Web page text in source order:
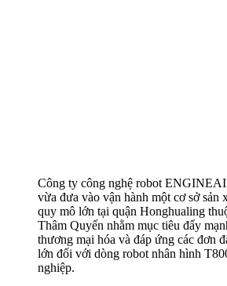
Công ty công nghệ robot
vừa đưa vào vận hành một cơ sở sản
quy mô lớn tại quận Honghualing
Thâm Quyến nhằm mục tiêu đẩy
thương mại hóa và đáp ứng các đơn
lớn đối với dòng robot nhân hình
nghiệp.